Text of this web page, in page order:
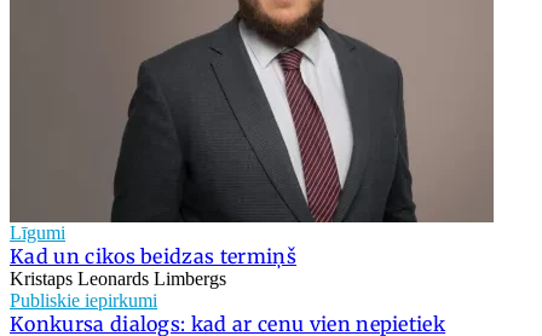
Līgumi
Kad un cikos beidzas termiņš
Kristaps Leonards Limbergs
Publiskie iepirkumi
Konkursa dialogs: kad ar cenu vien nepietiek